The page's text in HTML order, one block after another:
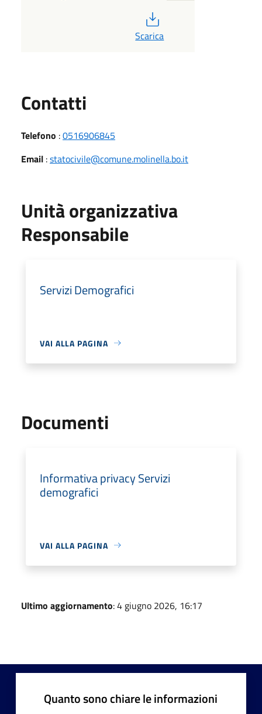
Scarica
Contatti
Telefono :0516906845
Email :statocivile@comune.molinella.bo.it
Unità organizzativa
Responsabile
Servizi Demografici
VAI ALLA PAGINA
Documenti
Informativa privacy Servizi
demografici
VAI ALLA PAGINA
Ultimo aggiornamento: 4 giugno 2026, 16:17
Quanto sono chiare le informazioni